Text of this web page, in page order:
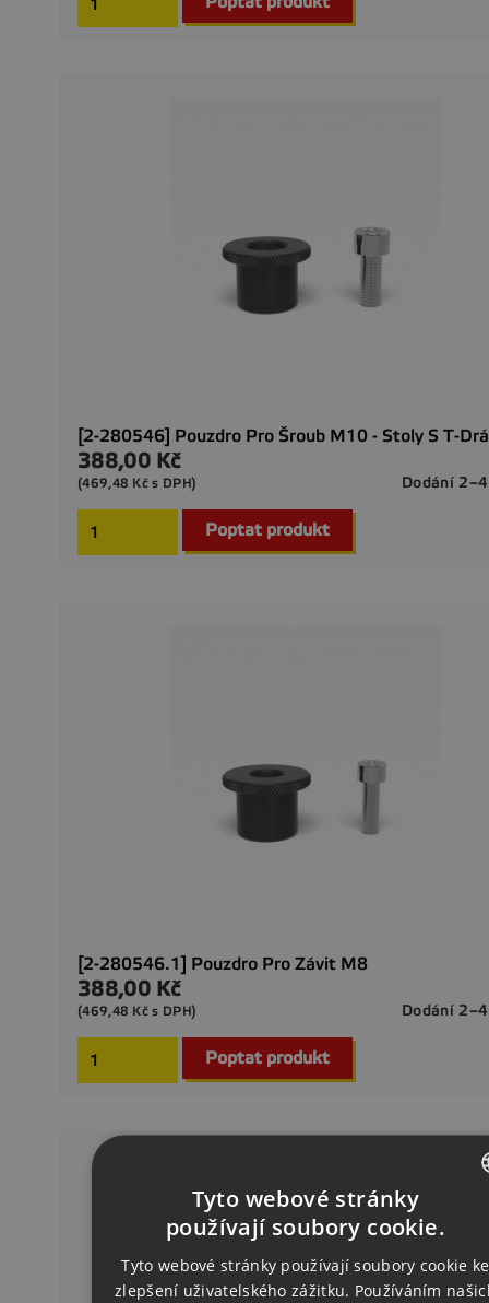
[2-280546] Pouzdro Pro Šroub M10 - Stoly S T-
Cena
388,00 Kč
Dodání
(469,48 Kč s DPH)
Poptat produkt
[2-280546.1] Pouzdro Pro Závit M8
Cena
388,00 Kč
Dodání
(469,48 Kč s DPH)
Poptat produkt
ENGLISH
GERMAN
Tyto webové stránky
používají soubory cookie.
Tyto webové stránky používají soubory cookie ke
zlepšení uživatelského zážitku. Používáním